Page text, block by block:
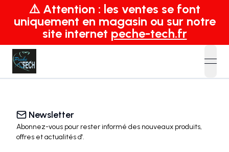
⚠️ Attention : les ventes se font
uniquement en magasin ou sur notre
site internet peche-tech.fr
Newsletter
Abonnez-vous pour rester informé des nouveaux produits,
offres et actualitésd'.